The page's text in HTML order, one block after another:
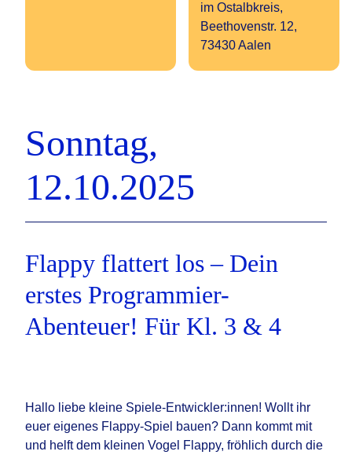
im Ostalbkreis,
Beethovenstr. 12,
73430 Aalen
Sonntag,
12.10.2025
Flappy flattert los – Dein
erstes Programmier-
Abenteuer! Für Kl. 3 & 4
Hallo liebe kleine Spiele-Entwickler:innen! Wollt ihr
euer eigenes Flappy-Spiel bauen? Dann kommt mit
und helft dem kleinen Vogel Flappy, fröhlich durch die